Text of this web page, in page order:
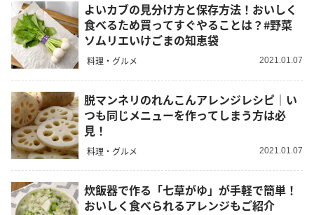
よいカブの見分け方と保存方法！おいしく
食べるため買ってすぐやることは？#野菜
ソムリエいけごまの知恵袋
料理・グルメ 2021.01.07
脱マンネリのれんこんアレンジレシピ｜い
つも同じメニューを作ってしまう方は必
見！
料理・グルメ 2021.01.07
炊飯器で作る「七草がゆ」が手軽で簡単！
おいしく食べられるアレンジもご紹介